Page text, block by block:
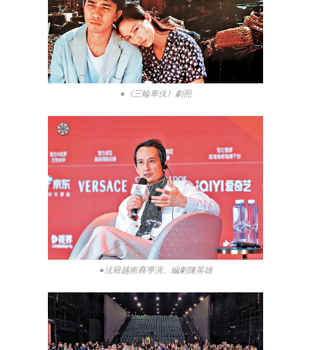
●《三輪車伕》劇照
●法籍越南裔導演、編劇陳英雄